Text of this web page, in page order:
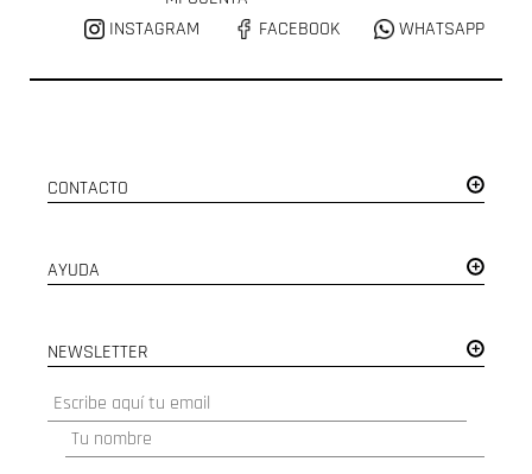
INSTAGRAM
FACEBOOK WHATSAPP
CONTACTO
AYUDA
NEWSLETTER